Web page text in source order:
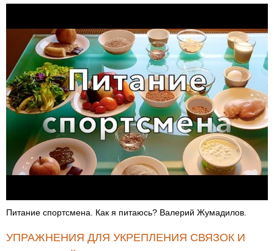
Питание спортсмена. Как я питаюсь? Валерий Жумадилов.
УПРАЖНЕНИЯ ДЛЯ УКРЕПЛЕНИЯ СВЯЗОК И